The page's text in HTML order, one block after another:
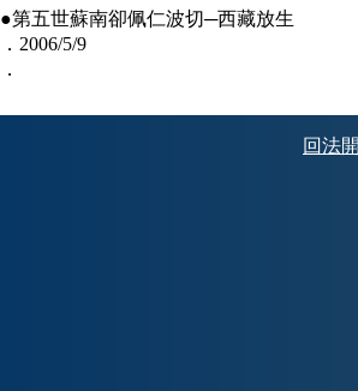
●第五世蘇南卻佩仁波切─西藏放生
．2006/5/9
．
回法